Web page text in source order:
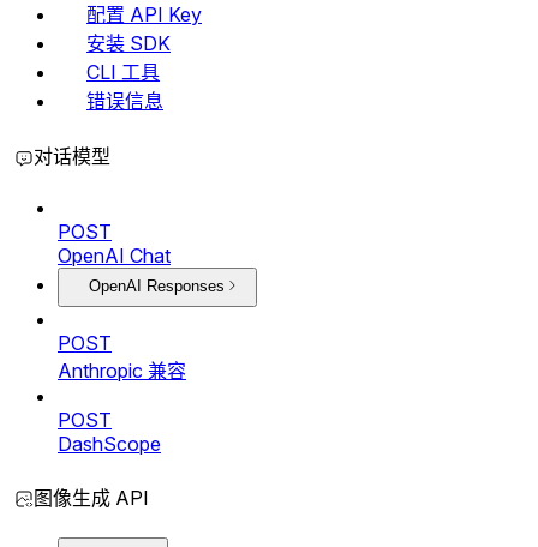
配置 API Key
安装 SDK
CLI 工具
错误信息
对话模型
POST
OpenAI Chat
OpenAI Responses
POST
Anthropic 兼容
POST
DashScope
图像生成 API